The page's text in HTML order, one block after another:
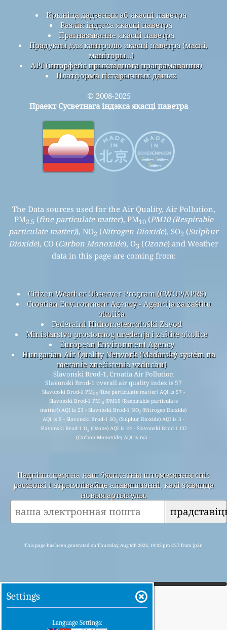
Крыніца дадзеных аб якасці паветра
Разлік індэкса якасці паветра
Прагназаванне якасці паветра
Прадукты для кантролю якасці паветра (маскі,
маніторы…)
API (інтэрфейс прыкладнога праграмавання)
Платформа гістарычных даных
© 2008-2025
Праект Сусветнага індэкса якасці паветра
The Data sources used for the Air Quality, Air Pollution,
PM2.5 (fine particulate matter), PM10(PM10 (Respirable
particulate matter)), NO2 (Nitrogen Dioxide), SO2 (Sulphur
Dioxide), CO (Carbon Monoxide), O3 (Ozone) and Weather
data in this page are coming from:
Citizen Weather Observer Program (CWOP/APRS)
Croatian Environment Agency - Agencija za zaštitu
okoliša
Federalni Hidrometeorološki Zavod
Ministarstvo prostornog uređenja i zaštite okolice
European Environment Agency
Hungarian Air Quality Network (Maďarský systém na
meranie znečistenia vzduchu)
Slavonski Brod-1, Croatia Air Pollution
Slavonski Brod-1 overall air quality index is 57
Slavonski Brod-1 PM2.5(fine particulate matter) AQI is 57 -
Slavonski Brod-1 PM10(PM10 (Respirable particulate
matter)) AQI is 23 - Slavonski Brod-1 NO2 (Nitrogen Dioxide)
AQI is 9 - Slavonski Brod-1 SO2(Sulphur Dioxide) AQI is 3 -
Slavonski Brod-1 O3(Ozone) AQI is 24 - Slavonski Brod-1 CO
(Carbon Monoxide) AQI is n/a -
Падпішыцеся на наш бясплатны штомесячны спіс
рассылкі і атрымлівайце апавяшчэнні, калі з'явяцца
новыя артыкулы.
This page has been generated on Thursday, Aug 6th 2026, 19:03 pm CST from jp2n
Settings
Language Settings: